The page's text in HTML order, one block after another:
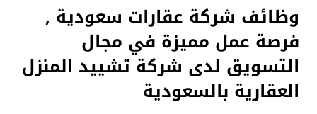
وظائف شركة عقارات سعودية ,
فرصة عمل مميزة في مجال
التسويق لدى شركة تشييد المنزل
العقارية بالسعودية